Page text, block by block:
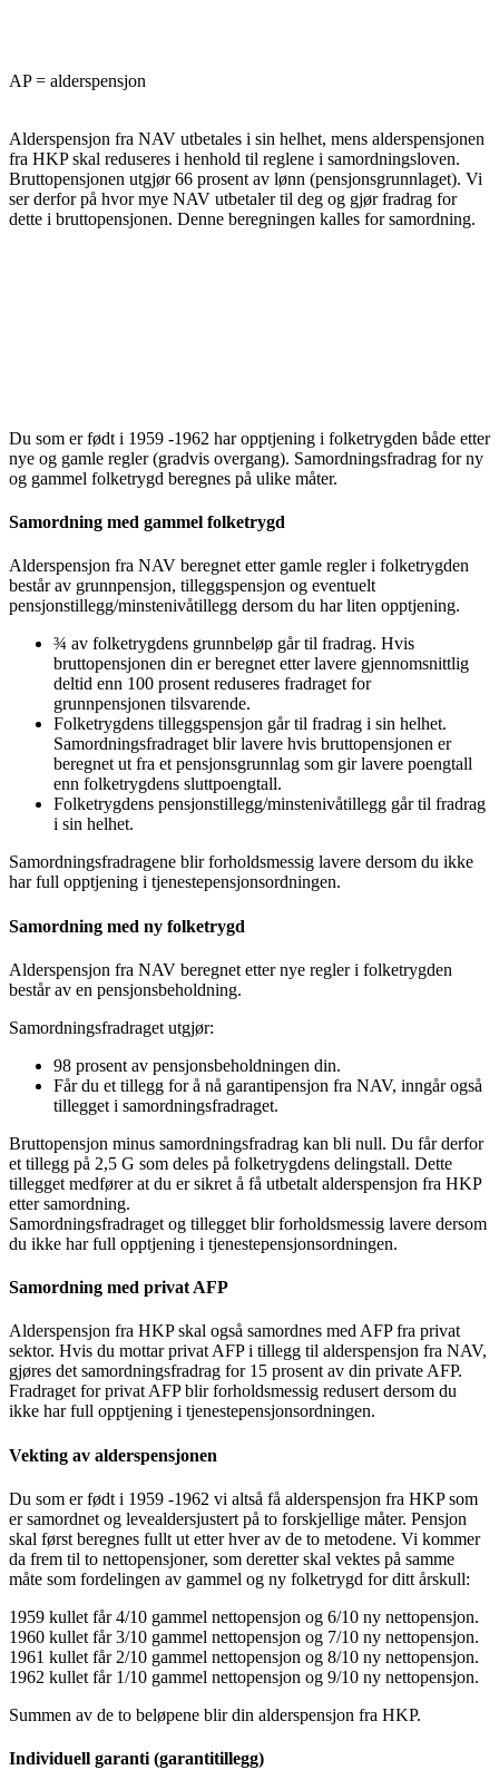
AP = alderspensjon
Alderspensjon fra NAV utbetales i sin helhet, mens alderspensjonen
fra HKP skal reduseres i henhold til reglene i samordningsloven.
Bruttopensjonen utgjør 66 prosent av lønn (pensjonsgrunnlaget). Vi
ser derfor på hvor mye NAV utbetaler til deg og gjør fradrag for
dette i bruttopensjonen. Denne beregningen kalles for samordning.
Du som er født i 1959 -1962 har opptjening i folketrygden både etter
nye og gamle regler (gradvis overgang). Samordningsfradrag for ny
og gammel folketrygd beregnes på ulike måter.
Samordning med gammel folketrygd
Alderspensjon fra NAV beregnet etter gamle regler i folketrygden
består av grunnpensjon, tilleggspensjon og eventuelt
pensjonstillegg/minstenivåtillegg dersom du har liten opptjening.
¾ av folketrygdens grunnbeløp går til fradrag. Hvis
bruttopensjonen din er beregnet etter lavere gjennomsnittlig
deltid enn 100 prosent reduseres fradraget for
grunnpensjonen tilsvarende.
Folketrygdens tilleggspensjon går til fradrag i sin helhet.
Samordningsfradraget blir lavere hvis bruttopensjonen er
beregnet ut fra et pensjonsgrunnlag som gir lavere poengtall
enn folketrygdens sluttpoengtall.
Folketrygdens pensjonstillegg/minstenivåtillegg går til fradrag
i sin helhet.
Samordningsfradragene blir forholdsmessig lavere dersom du ikke
har full opptjening i tjenestepensjonsordningen.
Samordning med ny folketrygd
Alderspensjon fra NAV beregnet etter nye regler i folketrygden
består av en pensjonsbeholdning.
Samordningsfradraget utgjør:
98 prosent av pensjonsbeholdningen din.
Får du et tillegg for å nå garantipensjon fra NAV, inngår også
tillegget i samordningsfradraget.
Bruttopensjon minus samordningsfradrag kan bli null. Du får derfor
et tillegg på 2,5 G som deles på folketrygdens delingstall. Dette
tillegget medfører at du er sikret å få utbetalt alderspensjon fra HKP
etter samordning.
Samordningsfradraget og tillegget blir forholdsmessig lavere dersom
du ikke har full opptjening i tjenestepensjonsordningen.
Samordning med privat AFP
Alderspensjon fra HKP skal også samordnes med AFP fra privat
sektor. Hvis du mottar privat AFP i tillegg til alderspensjon fra NAV,
gjøres det samordningsfradrag for 15 prosent av din private AFP.
Fradraget for privat AFP blir forholdsmessig redusert dersom du
ikke har full opptjening i tjenestepensjonsordningen.
Vekting av alderspensjonen
Du som er født i 1959 -1962 vi altså få alderspensjon fra HKP som
er samordnet og levealdersjustert på to forskjellige måter. Pensjon
skal først beregnes fullt ut etter hver av de to metodene. Vi kommer
da frem til to nettopensjoner, som deretter skal vektes på samme
måte som fordelingen av gammel og ny folketrygd for ditt årskull:
1959 kullet får 4/10 gammel nettopensjon og 6/10 ny nettopensjon.
1960 kullet får 3/10 gammel nettopensjon og 7/10 ny nettopensjon.
1961 kullet får 2/10 gammel nettopensjon og 8/10 ny nettopensjon.
1962 kullet får 1/10 gammel nettopensjon og 9/10 ny nettopensjon.
Summen av de to beløpene blir din alderspensjon fra HKP.
Individuell garanti (garantitillegg)